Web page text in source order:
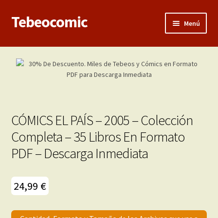
Ir
Ir
al
Tebeocomic Menú
Inicio
Adultos
Porno 3D
Inéditas
el
CÓMICS EL PAÍS – 2005 – Colección
Completa – 35 Libros En Formato
PDF – Descarga Inmediata
24,99 €